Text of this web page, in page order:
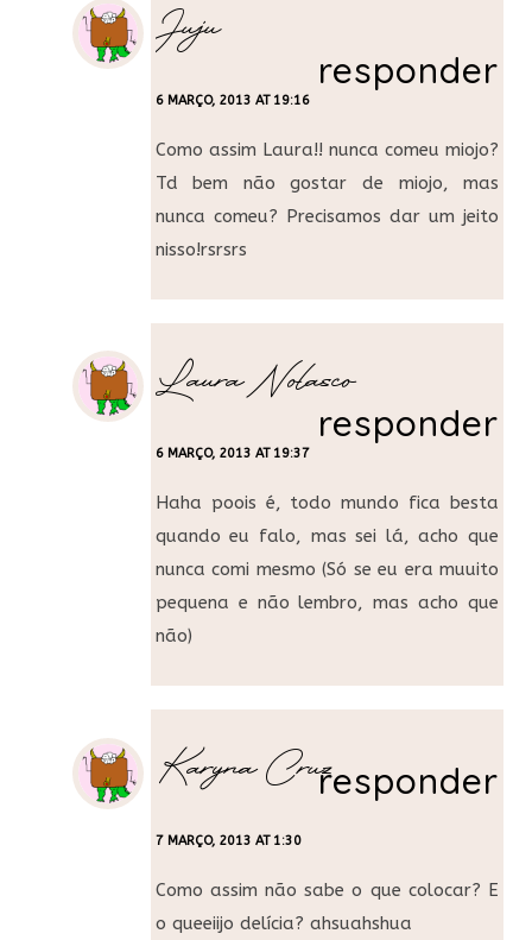
Juju
6 MARÇO, 2013 AT 19:16
responder
Como assim Laura!! nunca comeu miojo?
Td bem não gostar de miojo, mas
nunca comeu? Precisamos dar um jeito
nisso!rsrsrs
Laura Nolasco
6 MARÇO, 2013 AT 19:37
responder
Haha poois é, todo mundo fica besta
quando eu falo, mas sei lá, acho que
nunca comi mesmo (Só se eu era muuito
pequena e não lembro, mas acho que
não)
Karyna Cruz
7 MARÇO, 2013 AT 1:30
responder
Como assim não sabe o que colocar? E
o queeiijo delícia? ahsuahshua